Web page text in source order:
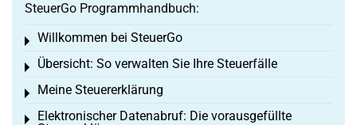
SteuerGo Programmhandbuch:
Willkommen bei SteuerGo
Toggle menu
Übersicht: So verwalten Sie Ihre Steuerfälle
Toggle menu
Meine Steuererklärung
Toggle menu
Elektronischer Datenabruf: Die vorausgefüllte
Toggle menu